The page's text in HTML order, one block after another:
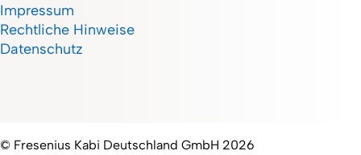
Impressum
Rechtliche Hinweise
Datenschutz
© Fresenius Kabi Deutschland GmbH 2026